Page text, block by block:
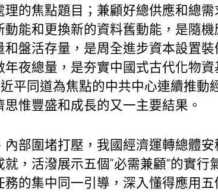
的焦點題目；兼顧好總供應和總
能和更換新的資料舊動能，是隨
盤活存量，是周全進步資本設置
夜總量，是夯實中國式古代化物
平同道為焦點的中共中心連續推動
惟豐盛和成長的又一主要結果。
部圍堵打壓，我國經濟運轉總體
，活潑展示五個“必需兼顧”的實行
的集中同一引導，深入懂得應用五